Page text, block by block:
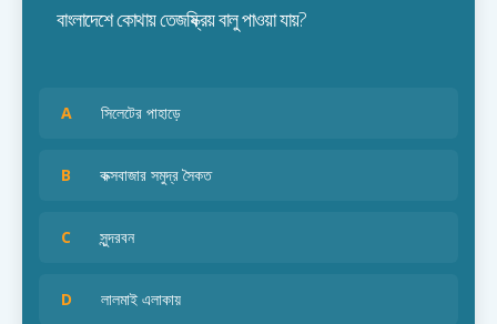
বাংলাদেশে কোথায় তেজষ্ক্রিয় বালু পাওয়া যায়?
A সিলেটের পাহাড়ে
B কক্সবাজার সমুদ্র সৈকত
C সুন্দরবন
D লালমাই এলাকায়